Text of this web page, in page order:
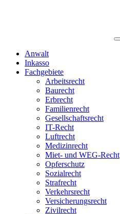
Anwalt
Inkasso
Fachgebiete
Arbeitsrecht
Baurecht
Erbrecht
Familienrecht
Gesellschaftsrecht
IT-Recht
Luftrecht
Medizinrecht
Miet- und WEG-Recht
Opferschutz
Sozialrecht
Strafrecht
Verkehrsrecht
Versicherungsrecht
Zivilrecht